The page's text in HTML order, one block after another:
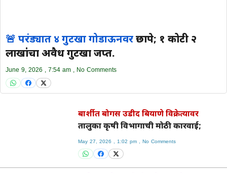
🚨 परंड्यात ४ गुटखा गोडाऊनवरछापे; १ कोटी २
लाखांचा अवैध गुटखा जप्त.
June 9, 2026 7:54 am No Comments
बार्शीत बोगस उडीद बियाणे विक्रेत्यावर
तालुका कृषी विभागाची मोठी कारवाई;
May 27, 2026 1:02 pm No Comments